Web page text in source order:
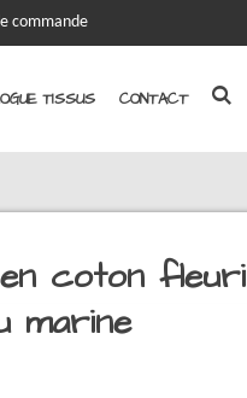
commande
TISSUS CONTACT
coton fleuri
marine